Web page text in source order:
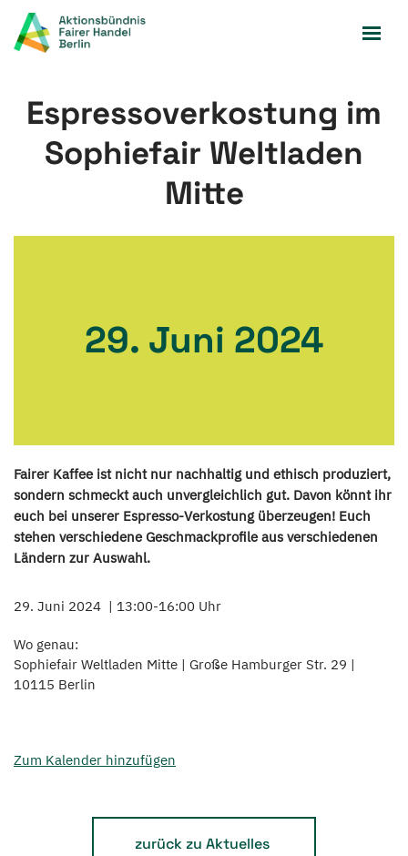
Zum
Espressoverkostung im
Sophiefair Weltladen
Mitte
29. Juni 2024
Fairer Kaffee ist nicht nur nachhaltig und ethisch produziert,
sondern schmeckt auch unvergleichlich gut. Davon könnt ihr
euch bei unserer Espresso-Verkostung überzeugen! Euch
stehen verschiedene Geschmackprofile aus verschiedenen
Ländern zur Auswahl.
29. Juni 2024 13:00-16:00 Uhr
Wo genau:
Sophiefair Weltladen Mitte | Große Hamburger Str. 29 |
10115 Berlin
Zum Kalender hinzufügen
zurück zu Aktuelles